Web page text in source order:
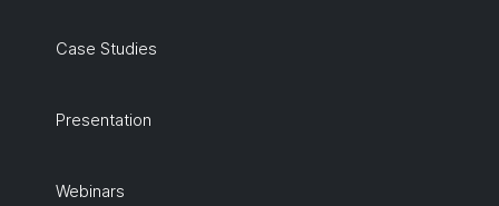
Case Studies
Presentation
Webinars